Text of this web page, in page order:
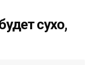
сухо,